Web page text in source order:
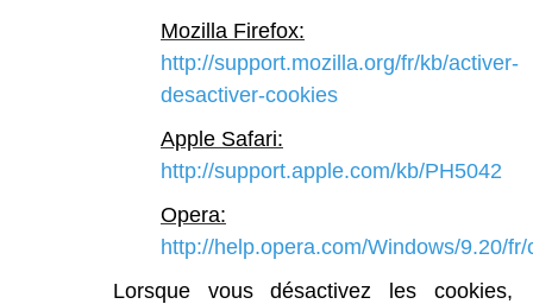
Mozilla Firefox:
http://support.mozilla.org/fr/kb/activer-
desactiver-cookies
Apple Safari:
http://support.apple.com/kb/PH5042
Opera:
http://help.opera.com/Windows/9.20/
Lorsque
vous désactivez les
cookies,